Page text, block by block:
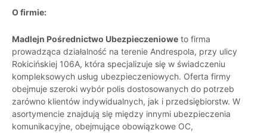
O firmie:
Madlejn Pośrednictwo Ubezpieczeniowe to firma
prowadząca działalność na terenie Andrespola, przy ulicy
Rokicińskiej 106A, która specjalizuje się w świadczeniu
kompleksowych usług ubezpieczeniowych. Oferta firmy
obejmuje szeroki wybór polis dostosowanych do potrzeb
zarówno klientów indywidualnych, jak i przedsiębiorstw. W
asortymencie znajdują się między innymi ubezpieczenia
komunikacyjne, obejmujące obowiązkowe OC,